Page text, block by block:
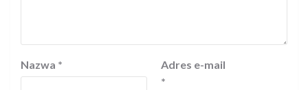
Nazwa *
Adres e-mail
*